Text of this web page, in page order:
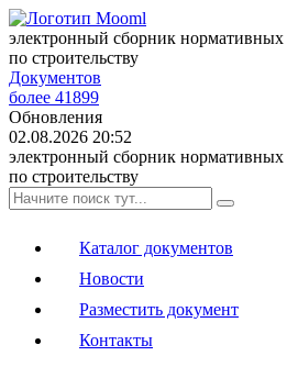
электронный сборник нормативных
по строительству
Документов
более 41899
Обновления
02.08.2026 20:52
электронный сборник нормативных
по строительству
Каталог документов
Новости
Разместить документ
Контакты